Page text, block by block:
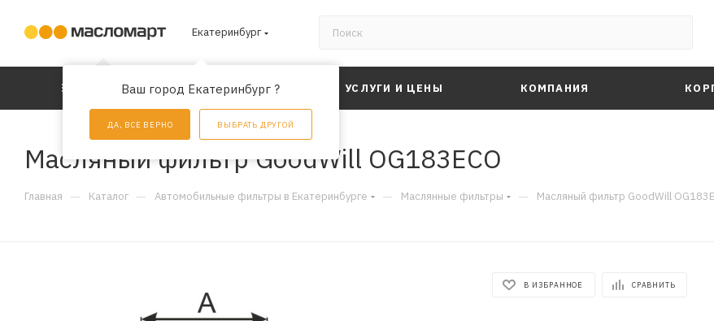
Екатеринбург
Ваш город Екатеринбург ?
ДА, ВСЕ ВЕРНО ВЫБРАТЬ ДРУГОЙ
КАТАЛОГ АКЦИИ УСЛУГИ И ЦЕНЫ КОМПАНИЯ
Масляный фильтр GoodWill OG183ECO
Главная — Каталог — Автомобильные фильтры в Екатеринбурге — Маслянные фильтры — Масляный фильтр GoodWill
В ИЗБРАННОЕ СРАВНИТЬ